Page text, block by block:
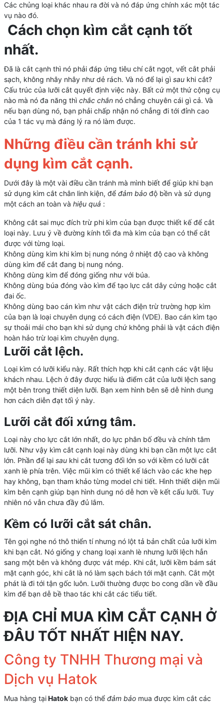
Các chủng loại khác nhau ra đời và nó đáp ứng chính xác một tác
vụ nào đó.
Cách chọn kìm cắt cạnh tốt
nhất.
Đã là cắt cạnh thì nó phải đáp ứng tiêu chí cắt ngọt, vết cắt phải
sạch, không nhây nhây như dẻ rách. Và nó để lại gìsau khi cắt?
Cấu trúc của lưỡi cắt quyết định việc này. Bất cứ một thứ cộng cụ
nào mà nó đa năng thìchắc chắn nó chẳng chuyên cái gì cả. Và
nếu bạn dùng nó, bạn phải chấp nhận nó chẳng đi tới đỉnh cao
của 1 tác vụ mà đáng lý ra nó làm được.
Những điều cần tránh khi sử
dụng kìm cắt cạnh.
Dưới đây là một vài điều cần tránh mà mình biết để giúp khi bạn
sử dụng kìm cắt chân linh kiện, đểđảm bảo độ bền và sử dụng
một cách an toàn và hiệu quả :
Không cắt sai mục đích trừ phi kìm của bạn được thiết kế để cắt
loại này. Lưu ý về đường kính tối đa mà kìm của bạn có thể cắt
được với từng loại.
Không dùng kìm khi kìm bị nung nóng ở nhiệt độ cao và không
dùng kìm để cắt đang bị nung nóng.
Không dùng kìm để đóng giống như với búa.
Không dùng búa đóng vào kìm để tạo lực cắt dây cứng hoặc cắt
đai ốc.
Không dùng bao cán kìm như vật cách điện trừ trường hợp kìm
của bạn là loại chuyên dụng có cách điện (VDE). Bao cán kìm tạo
sự thoải mái cho bạn khi sử dụng chứ không phải là vật cách điện
hoàn hảo trừ loại kìm chuyên dụng.
Lưỡi cắt lệch.
Loại kìm có lưỡi kiểu này. Rất thích hợp khi cắt cạnh các vật liệu
khách nhau. Lệch ở đây được hiểu là điểm cắt của lưỡi lệch sang
một bên trong thiết diện lưỡi. Bạn xem hình bên sẽ dễ hình dung
hơn cách diễn đạt tối ý này.
Lưỡi cắt đối xứng tâm.
Loại này cho lực cắt lớn nhất, do lực phân bố đều và chính tâm
lưỡi. Như vậy kìm cắt cạnh loại này dùng khi bạn cần một lực cắt
lớn. Phần để lạisau khi cắt tương đối lớn so với kềm có lưỡi cắt
xanh lè phía trên. Việc mũi kìm có thiết kế lách vào các khe hẹp
hay không, bạn tham khảo từng model chi tiết. Hình thiết diện mũi
kìm bên cạnh giúp bạn hình dung nó dễ hơn về kết cấu lưỡi. Tuy
nhiên nó vẫn chưa đầy đủ lắm.
Kềm có lưỡi cắt sát chân.
Tên gọi nghe nó thô thiển tí nhưng nó lột tả bản chất của lưỡi kìm
khi bạn cắt. Nó giống y chang loại xanh lè nhưng lưỡi lệch hẳn
sang một bên và không được vát mép. Khi cắt, lưỡi kềm bám sát
mặt cạnh góc, khi cắt là nó làm sạch bách tới mặt cạnh. Cắt một
phát là đi tới tận gốc luôn. Lưỡi thường được bo cong dần về đầu
kìm để bạn dễ bề thao tác khi cắt các tiểu tiết.
ĐỊA CHỈ MUA KÌM CẮT CẠNH Ở
ĐÂU TỐT NHẤT HIỆN NAY.
Công ty TNHH Thương mại và
Dịch vụ Hatok
Mua hàng tạiHatokbạn có thểđảm bảo mua được kìm cắt các